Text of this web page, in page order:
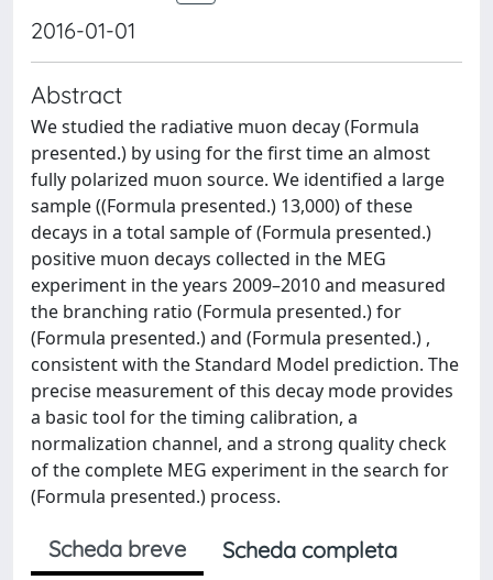
2016-01-01
Abstract
We studied the radiative muon decay (Formula
presented.) by using for the first time an almost
fully polarized muon source. We identified a large
sample ((Formula presented.) 13,000) of these
decays in a total sample of (Formula presented.)
positive muon decays collected in the MEG
experiment in the years 2009–2010 and measured
the branching ratio (Formula presented.) for
(Formula presented.) and (Formula presented.) ,
consistent with the Standard Model prediction. The
precise measurement of this decay mode provides
a basic tool for the timing calibration, a
normalization channel, and a strong quality check
of the complete MEG experiment in the search for
(Formula presented.) process.
Scheda breve
Scheda completa